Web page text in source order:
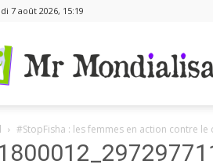
7 août 2026, 15:19
#StopFisha : les femmes en action contre le